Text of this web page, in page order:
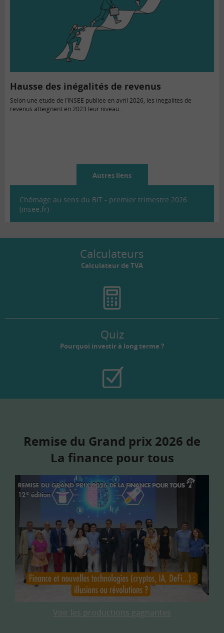
Hausse des inégalités de revenus
Selon une étude de l’INSEE publiée en avril 2026, les inégalités de
revenus atteignent en 2023 leur niveau…
Autres liens
Chômage au sens du BIT - premier trimestre 2026
(insee.fr)
Calculateurs
Calculateur de TVA
Quiz
Pourquoi investir à long terme ?
Remise du Grand prix 2026 de
La finance pour tous
Voir les productions gagnantes